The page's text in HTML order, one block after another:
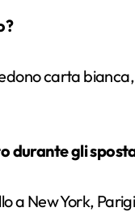
carta
durante gli
a New York,